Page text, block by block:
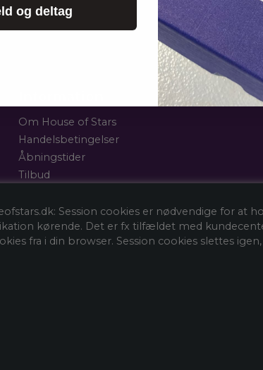
Session cookies er nødvendige for at
kørende. Det er fx tilfældet med
fra i din browser. Session cookies slettes
Om House of Stars
Handelsbetingelser
Åbningstider
Tilbud
Fortrydelsesformular
og deltag